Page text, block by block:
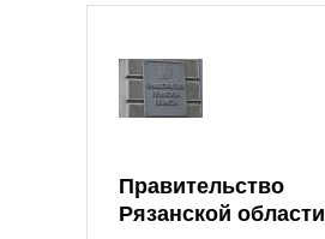
Правительство
Рязанской области